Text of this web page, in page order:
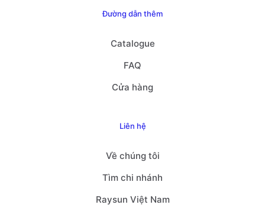
Đường dẫn thêm
Catalogue
FAQ
Cửa hàng
Liên hệ
Về chúng tôi
Tìm chi nhánh
Raysun Việt Nam